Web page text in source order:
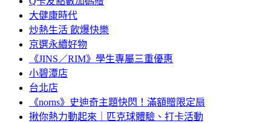
大健康時代
炒熱生活 飲爆快樂
京選永續好物
《JINS／RIM》學生專屬三重優惠
小碧潭店
台北店
《norns》史迪奇主題快閃！滿額贈限定扇
揪你熱力動起來｜匹克球體驗、打卡活動